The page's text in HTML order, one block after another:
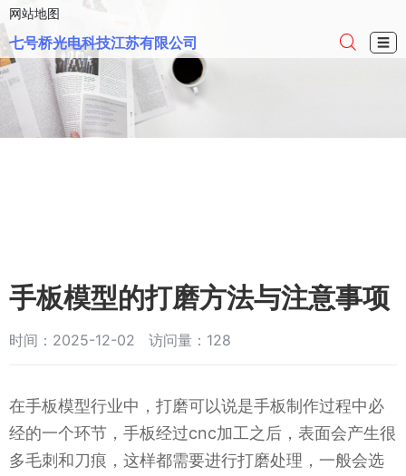
网站地图
七号桥光电科技江苏有限公司 ☰
手板模型的打磨方法与注意事项
时间：2025-12-02 访问量：128
在手板模型行业中，打磨可以说是手板制作过程中必
经的一个环节，手板经过cnc加工之后，表面会产生很
多毛刺和刀痕，这样都需要进行打磨处理，一般会选